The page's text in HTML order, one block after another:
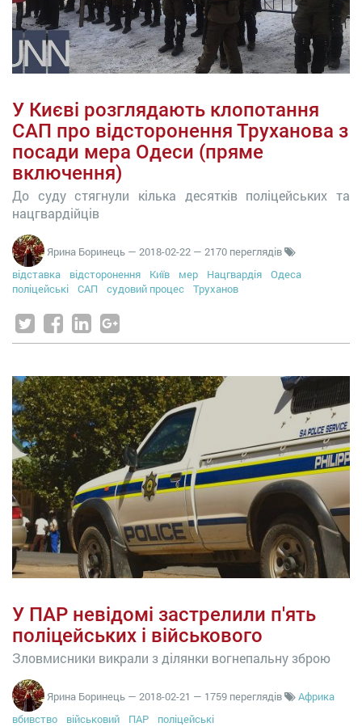
У Києві розглядають клопотання
САП про відсторонення Труханова з
посади мера Одеси (пряме
включення)
До суду стягнули кілька десятків поліцейських та
нацгвардійців
Ярина Боринець — 2018-02-22 — 2170 переглядів
відставка
відсторонення Київ мер Нацгвардія
Одеса
поліцейські
САП судовий процес Труханов
У ПАР невідомі застрелили п'ять
поліцейських і військового
Зловмисники викрали з ділянки вогнепальну зброю
Ярина Боринець — 2018-02-21 — 1759 переглядів
Африка
вбивство
військовий ПАР поліцейські